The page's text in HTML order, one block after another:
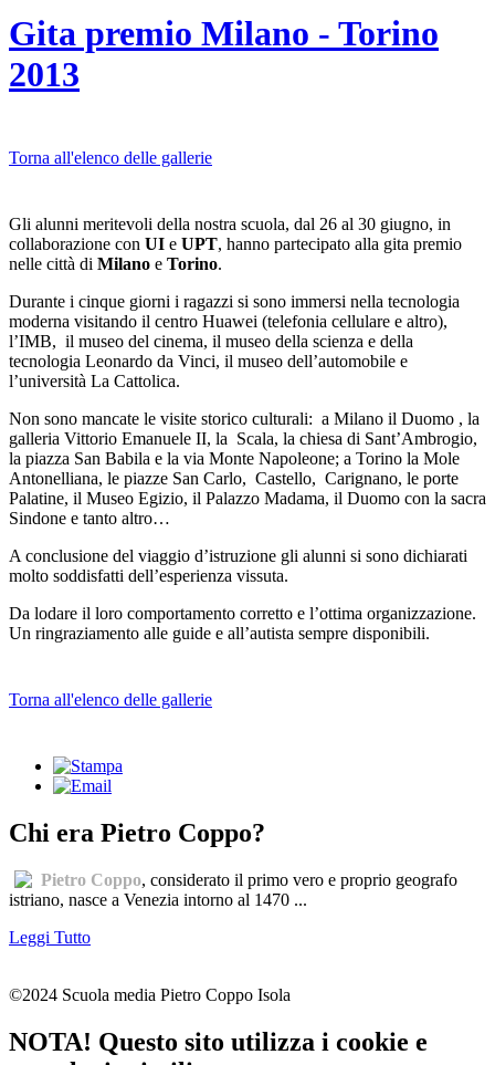
Gita premio Milano - Torino
2013
Torna all'elenco delle gallerie
Gli alunni meritevoli della nostra scuola, dal 26 al 30 giugno, in
collaborazione con UI e UPT, hanno partecipato alla gita premio
nelle città di Milano e Torino.
Durante i cinque giorni i ragazzi si sono immersi nella tecnologia
moderna visitando il centro Huawei (telefonia cellulare e altro),
l’IMB, il museo del cinema, il museo della scienza e della
tecnologia Leonardo da Vinci, il museo dell’automobile e
l’università La Cattolica.
Non sono mancate le visite storico culturali: a Milano il Duomo , la
galleria Vittorio Emanuele II, la Scala, la chiesa di Sant’Ambrogio,
la piazza San Babila e la via Monte Napoleone; a Torino la Mole
Antonelliana, le piazze San Carlo, Castello, Carignano, le porte
Palatine, il Museo Egizio, il Palazzo Madama, il Duomo con la sacra
Sindone e tanto altro…
A conclusione del viaggio d’istruzione gli alunni si sono dichiarati
molto soddisfatti dell’esperienza vissuta.
Da lodare il loro comportamento corretto e l’ottima organizzazione.
Un ringraziamento alle guide e all’autista sempre disponibili.
Torna all'elenco delle gallerie
Chi era Pietro Coppo?
Pietro Coppo, considerato il primo vero e proprio geografo
istriano, nasce a Venezia intorno al 1470 ...
Leggi Tutto
©2024 Scuola media Pietro Coppo Isola
NOTA! Questo sito utilizza i cookie e